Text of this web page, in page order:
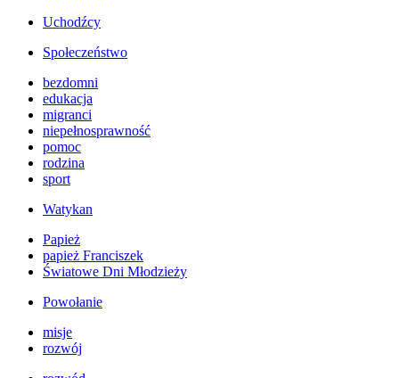
Uchodźcy
Społeczeństwo
bezdomni
edukacja
migranci
niepełnosprawność
pomoc
rodzina
sport
Watykan
Papież
papież Franciszek
Światowe Dni Młodzieży
Powołanie
misje
rozwój